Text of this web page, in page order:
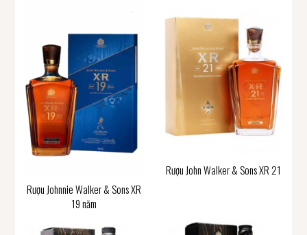
Rượu Johnnie Walker & Sons XR
19 năm
Rượu John Walker & Sons XR 21